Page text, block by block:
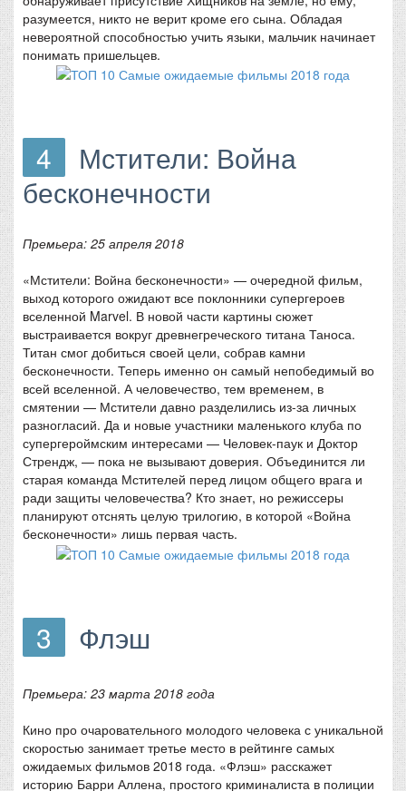
разумеется, никто не верит кроме его сына. Обладая
невероятной способностью учить языки, мальчик начинает
понимать пришельцев.
4
Мстители: Война
бесконечности
Премьера: 25 апреля 2018
«Мстители: Война бесконечности» — очередной фильм,
выход которого ожидают все поклонники супергероев
вселенной Marvel. В новой части картины сюжет
выстраивается вокруг древнегреческого титана Таноса.
Титан смог добиться своей цели, собрав камни
бесконечности. Теперь именно он самый непобедимый во
всей вселенной. А человечество, тем временем, в
смятении — Мстители давно разделились из-за личных
разногласий. Да и новые участники маленького клуба по
супергероймским интересами — Человек-паук и Доктор
Стрендж, — пока не вызывают доверия. Объединится ли
старая команда Мстителей перед лицом общего врага и
ради защиты человечества? Кто знает, но режиссеры
планируют отснять целую трилогию, в которой «Война
бесконечности» лишь первая часть.
3 Флэш
Премьера: 23 марта 2018 года
Кино про очаровательного молодого человека с уникальной
скоростью занимает третье место в рейтинге самых
ожидаемых фильмов 2018 года. «Флэш» расскажет
историю Барри Аллена, простого криминалиста в полиции